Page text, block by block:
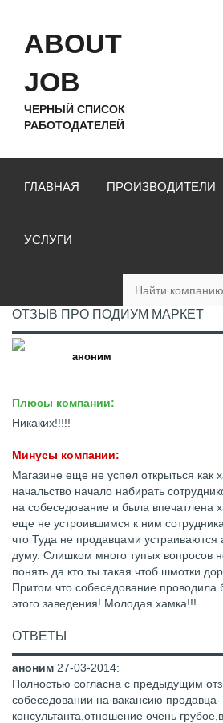
ABOUT
JOB
ЧЕРНЫЙ СПИСОК
РАБОТОДАТЕЛЕЙ
ГЛАВНАЯ ПРОИЗВОДИТЕЛИ
УСЛУГИ
ОТЗЫВ ПРО ПОДИУМ МАРКЕТ
аноним
Плюсы компании:
Никаких!!!!!
Минусы компании:
Магазине еще не успел открыться как
начальство начало набирать
на собеседование и была впечатлена
еще не устроившимся к ним
что Туда не продавцами устраиваются
думу. Слишком много тупых вопросов
понять да кто ты такая чтоб шмотки
Притом что собеседование проводила
этого заведения! Молодая хамка!!!
ОТВЕТЫ
аноним 27-03-2014:
Полностью согласна с предыдущим
собеседовании на вакансию продавца-
консультанта,отношение очень